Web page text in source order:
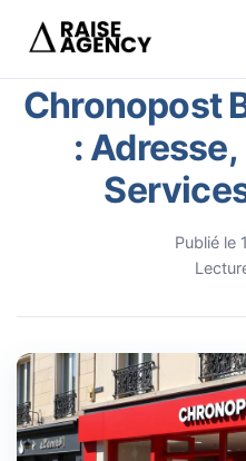
Chronopost
:
Publié le